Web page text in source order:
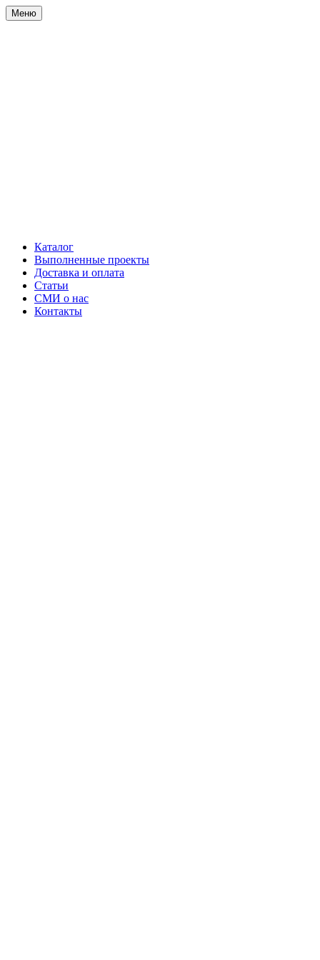
Меню
Каталог
Выполненные проекты
Доставка и оплата
Статьи
СМИ о нас
Контакты